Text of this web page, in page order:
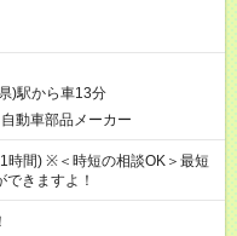
)駅から車13分
動車部品メーカー
間) ※＜時短の相談OK＞最短
きますよ！